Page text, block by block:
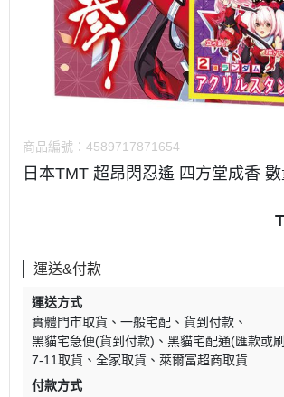
商品編號： 4589717871654
日本TMT 超昂閃忍遙 四方堂成香
運送&付款
運送方式
實體門市取貨
一般宅配
貨到付款
黑貓宅急便(貨到付款)
黑貓宅配通(匯款或
7-11取貨
全家取貨
萊爾富超商取貨
付款方式